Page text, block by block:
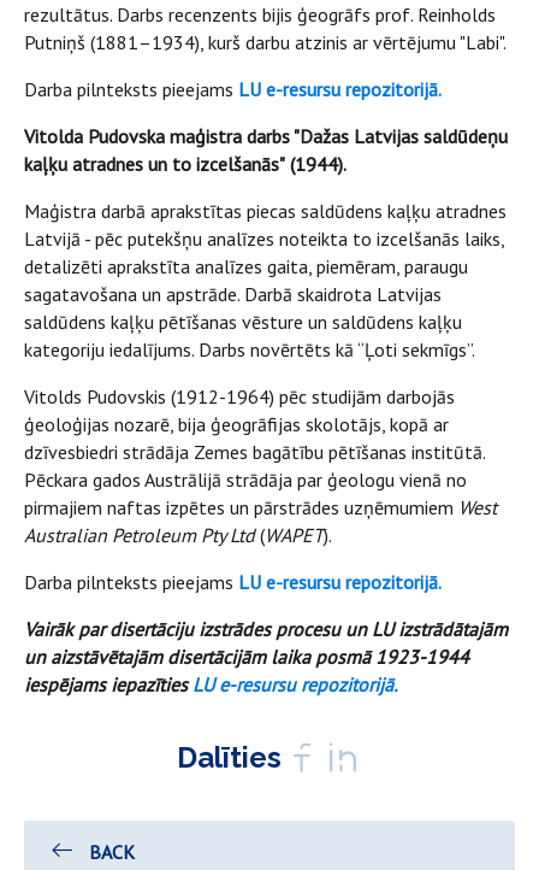
rezultātus. Darbs recenzents bijis ģeogrāfs prof. Reinholds
Putniņš (1881–1934), kurš darbu atzinis ar vērtējumu "Labi".
Darba pilnteksts pieejams LU e-resursu repozitorijā.
Vitolda Pudovska maģistra darbs "Dažas Latvijas saldūdeņu
kaļķu atradnes un to izcelšanās" (1944).
Maģistra darbā aprakstītas piecas saldūdens kaļķu atradnes
Latvijā - pēc putekšņu analīzes noteikta to izcelšanās laiks,
detalizēti aprakstīta analīzes gaita, piemēram, paraugu
sagatavošana un apstrāde. Darbā skaidrota Latvijas
saldūdens kaļķu pētīšanas vēsture un saldūdens kaļķu
kategoriju iedalījums. Darbs novērtēts kā “Ļoti sekmīgs”.
Vitolds Pudovskis (1912-1964) pēc studijām darbojās
ģeoloģijas nozarē, bija ģeogrāfijas skolotājs, kopā ar
dzīvesbiedri strādāja Zemes bagātību pētīšanas institūtā.
Pēckara gados Austrālijā strādāja par ģeologu vienā no
pirmajiem naftas izpētes un pārstrādes uzņēmumiem West
Australian Petroleum Pty Ltd(WAPET).
Darba pilnteksts pieejams LU e-resursu repozitorijā.
Vairāk par disertāciju izstrādes procesu un LU izstrādātajām
un aizstāvētajām disertācijām laika posmā 1923-1944
iespējams iepazītiesLU e-resursu repozitorijā.
Dalīties
BACK